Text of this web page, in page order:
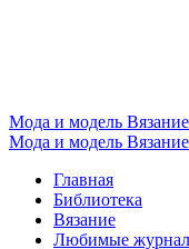
Мода и модель
Мода и модель
Главная
Библиотека
Вязание
Любимые